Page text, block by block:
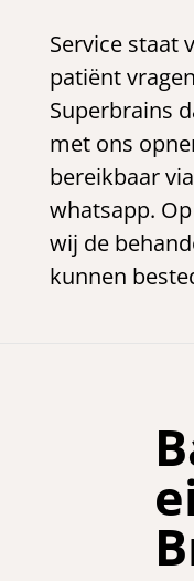
Service staat
patiënt
Superbrains
met ons
bereikbaar
whatsapp.
wij de
kunnen